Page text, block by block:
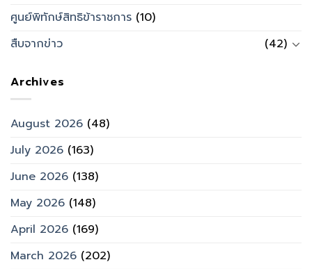
ศูนย์พิทักษ์สิทธิข้าราชการ (10)
สืบจากข่าว
(42)
Archives
August 2026 (48)
July 2026 (163)
June 2026 (138)
May 2026 (148)
April 2026 (169)
March 2026 (202)